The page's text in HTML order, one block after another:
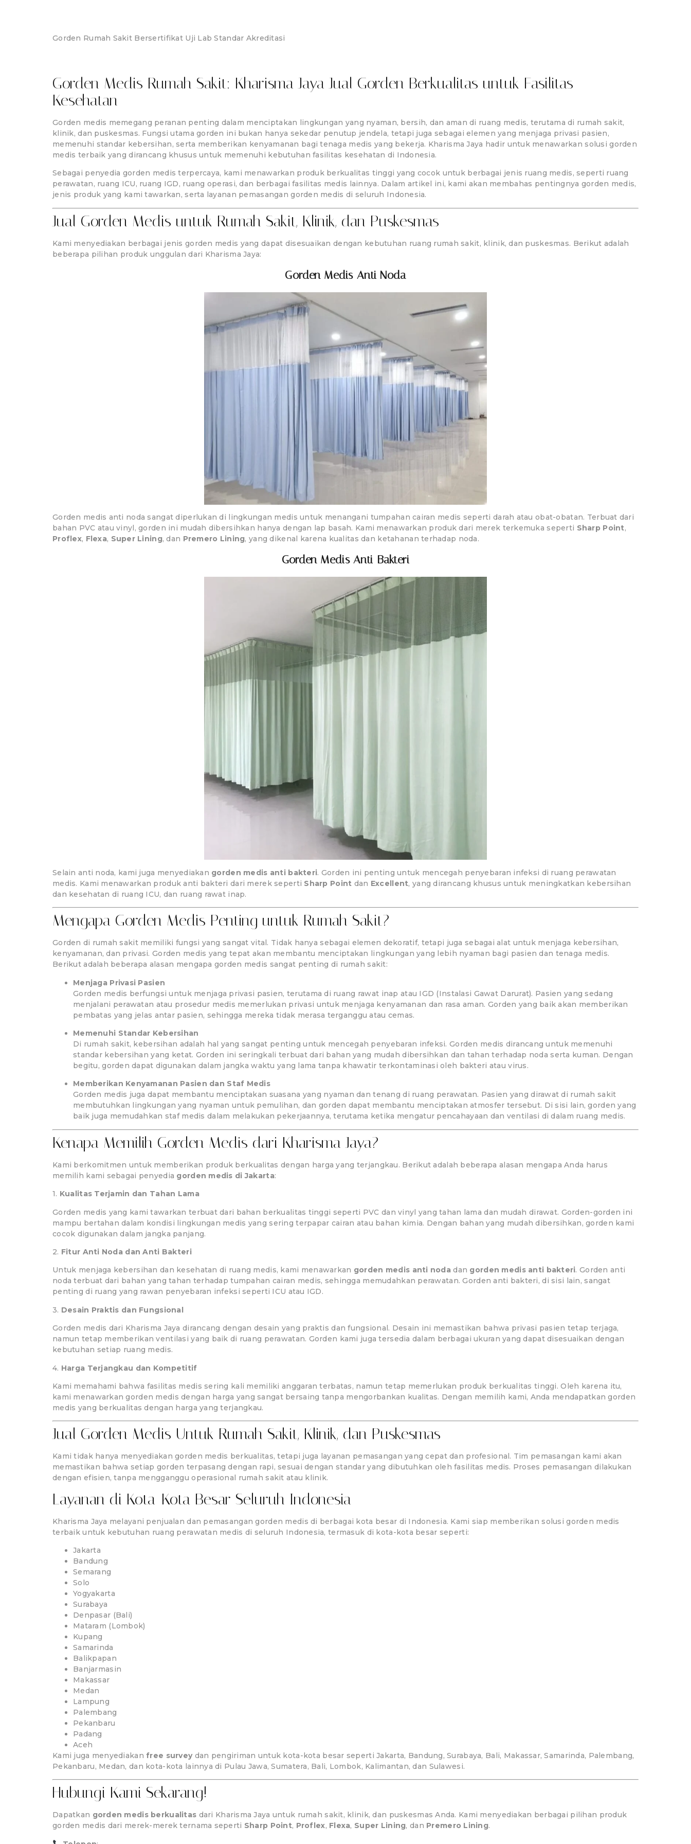
Gorden Rumah Sakit Bersertifikat Uji Lab Standar Akreditasi
Gorden Medis Rumah Sakit: Kharisma Jaya Jual Gorden Berkualitas untuk Fasilitas
Kesehatan
Gorden medis memegang peranan penting dalam menciptakan lingkungan yang nyaman, bersih, dan aman di ruang medis, terutama di rumah sakit,
klinik, dan puskesmas. Fungsi utama gorden ini bukan hanya sekedar penutup jendela, tetapi juga sebagai elemen yang menjaga privasi pasien,
memenuhi standar kebersihan, serta memberikan kenyamanan bagi tenaga medis yang bekerja. Kharisma Jaya hadir untuk menawarkan solusi gorden
medis terbaik yang dirancang khusus untuk memenuhi kebutuhan fasilitas kesehatan di Indonesia.
Sebagai penyedia gorden medis terpercaya, kami menawarkan produk berkualitas tinggi yang cocok untuk berbagai jenis ruang medis, seperti ruang
perawatan, ruang ICU, ruang IGD, ruang operasi, dan berbagai fasilitas medis lainnya. Dalam artikel ini, kami akan membahas pentingnya gorden medis,
jenis produk yang kami tawarkan, serta layanan pemasangan gorden medis di seluruh Indonesia.
Jual Gorden Medis untuk Rumah Sakit, Klinik, dan Puskesmas
Kami menyediakan berbagai jenis gorden medis yang dapat disesuaikan dengan kebutuhan ruang rumah sakit, klinik, dan puskesmas. Berikut adalah
beberapa pilihan produk unggulan dari Kharisma Jaya:
Gorden Medis Anti Noda
Gorden medis anti noda sangat diperlukan di lingkungan medis untuk menangani tumpahan cairan medis seperti darah atau obat-obatan. Terbuat dari
bahan PVC atau vinyl, gorden ini mudah dibersihkan hanya dengan lap basah. Kami menawarkan produk dari merek terkemuka seperti Sharp Point,
Proflex, Flexa, Super Lining, dan Premero Lining, yang dikenal karena kualitas dan ketahanan terhadap noda.
Gorden Medis Anti Bakteri
Selain anti noda, kami juga menyediakan gorden medis anti bakteri. Gorden ini penting untuk mencegah penyebaran infeksi di ruang perawatan
medis. Kami menawarkan produk anti bakteri dari merek seperti Sharp Point dan Excellent, yang dirancang khusus untuk meningkatkan kebersihan
dan kesehatan di ruang ICU, dan ruang rawat inap.
Mengapa Gorden Medis Penting untuk Rumah Sakit?
Gorden di rumah sakit memiliki fungsi yang sangat vital. Tidak hanya sebagai elemen dekoratif, tetapi juga sebagai alat untuk menjaga kebersihan,
kenyamanan, dan privasi. Gorden medis yang tepat akan membantu menciptakan lingkungan yang lebih nyaman bagi pasien dan tenaga medis.
Berikut adalah beberapa alasan mengapa gorden medis sangat penting di rumah sakit:
Menjaga Privasi Pasien
Gorden medis berfungsi untuk menjaga privasi pasien, terutama di ruang rawat inap atau IGD (Instalasi Gawat Darurat). Pasien yang sedang
menjalani perawatan atau prosedur medis memerlukan privasi untuk menjaga kenyamanan dan rasa aman. Gorden yang baik akan memberikan
pembatas yang jelas antar pasien, sehingga mereka tidak merasa terganggu atau cemas.
Memenuhi Standar Kebersihan
Di rumah sakit, kebersihan adalah hal yang sangat penting untuk mencegah penyebaran infeksi. Gorden medis dirancang untuk memenuhi
standar kebersihan yang ketat. Gorden ini seringkali terbuat dari bahan yang mudah dibersihkan dan tahan terhadap noda serta kuman. Dengan
begitu, gorden dapat digunakan dalam jangka waktu yang lama tanpa khawatir terkontaminasi oleh bakteri atau virus.
Memberikan Kenyamanan Pasien dan Staf Medis
Gorden medis juga dapat membantu menciptakan suasana yang nyaman dan tenang di ruang perawatan. Pasien yang dirawat di rumah sakit
membutuhkan lingkungan yang nyaman untuk pemulihan, dan gorden dapat membantu menciptakan atmosfer tersebut. Di sisi lain, gorden yang
baik juga memudahkan staf medis dalam melakukan pekerjaannya, terutama ketika mengatur pencahayaan dan ventilasi di dalam ruang medis.
Kenapa Memilih Gorden Medis dari Kharisma Jaya?
Kami berkomitmen untuk memberikan produk berkualitas dengan harga yang terjangkau. Berikut adalah beberapa alasan mengapa Anda harus
memilih kami sebagai penyedia gorden medis di Jakarta:
1. Kualitas Terjamin dan Tahan Lama
Gorden medis yang kami tawarkan terbuat dari bahan berkualitas tinggi seperti PVC dan vinyl yang tahan lama dan mudah dirawat. Gorden-gorden ini
mampu bertahan dalam kondisi lingkungan medis yang sering terpapar cairan atau bahan kimia. Dengan bahan yang mudah dibersihkan, gorden kami
cocok digunakan dalam jangka panjang.
2. Fitur Anti Noda dan Anti Bakteri
Untuk menjaga kebersihan dan kesehatan di ruang medis, kami menawarkan gorden medis anti noda dan gorden medis anti bakteri. Gorden anti
noda terbuat dari bahan yang tahan terhadap tumpahan cairan medis, sehingga memudahkan perawatan. Gorden anti bakteri, di sisi lain, sangat
penting di ruang yang rawan penyebaran infeksi seperti ICU atau IGD.
3. Desain Praktis dan Fungsional
Gorden medis dari Kharisma Jaya dirancang dengan desain yang praktis dan fungsional. Desain ini memastikan bahwa privasi pasien tetap terjaga,
namun tetap memberikan ventilasi yang baik di ruang perawatan. Gorden kami juga tersedia dalam berbagai ukuran yang dapat disesuaikan dengan
kebutuhan setiap ruang medis.
4. Harga Terjangkau dan Kompetitif
Kami memahami bahwa fasilitas medis sering kali memiliki anggaran terbatas, namun tetap memerlukan produk berkualitas tinggi. Oleh karena itu,
kami menawarkan gorden medis dengan harga yang sangat bersaing tanpa mengorbankan kualitas. Dengan memilih kami, Anda mendapatkan gorden
medis yang berkualitas dengan harga yang terjangkau.
Jual Gorden Medis Untuk Rumah Sakit, Klinik, dan Puskesmas
Kami tidak hanya menyediakan gorden medis berkualitas, tetapi juga layanan pemasangan yang cepat dan profesional. Tim pemasangan kami akan
memastikan bahwa setiap gorden terpasang dengan rapi, sesuai dengan standar yang dibutuhkan oleh fasilitas medis. Proses pemasangan dilakukan
dengan efisien, tanpa mengganggu operasional rumah sakit atau klinik.
Layanan di Kota-Kota Besar Seluruh Indonesia
Kharisma Jaya melayani penjualan dan pemasangan gorden medis di berbagai kota besar di Indonesia. Kami siap memberikan solusi gorden medis
terbaik untuk kebutuhan ruang perawatan medis di seluruh Indonesia, termasuk di kota-kota besar seperti:
Jakarta
Bandung
Semarang
Solo
Yogyakarta
Surabaya
Denpasar (Bali)
Mataram (Lombok)
Kupang
Samarinda
Balikpapan
Banjarmasin
Makassar
Medan
Lampung
Palembang
Pekanbaru
Padang
Aceh
Kami juga menyediakan free surveydan pengiriman untuk kota-kota besar seperti Jakarta, Bandung, Surabaya, Bali, Makassar, Samarinda, Palembang,
Pekanbaru, Medan, dan kota-kota lainnya di Pulau Jawa, Sumatera, Bali, Lombok, Kalimantan, dan Sulawesi.
Hubungi Kami Sekarang!
Dapatkan gorden medis berkualitas dari Kharisma Jaya untuk rumah sakit, klinik, dan puskesmas Anda. Kami menyediakan berbagai pilihan produk
gorden medis dari merek-merek ternama seperti Sharp Point, Proflex, Flexa, Super Lining, dan Premero Lining.